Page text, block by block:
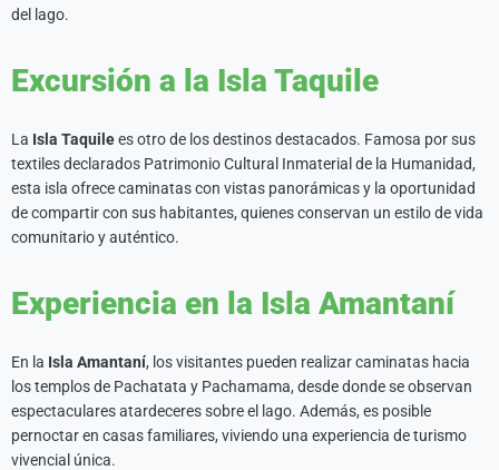
del lago.
Excursión a la Isla Taquile
La Isla Taquilees otro de los destinos destacados. Famosa por sus
textiles declarados Patrimonio Cultural Inmaterial de la Humanidad,
esta isla ofrece caminatas con vistas panorámicas y la oportunidad
de compartir con sus habitantes, quienes conservan un estilo de vida
comunitario y auténtico.
Experiencia en la Isla Amantaní
En la Isla Amantaní, los visitantes pueden realizar caminatas hacia
los templos de Pachatata y Pachamama, desde donde se observan
espectaculares atardeceres sobre el lago. Además, es posible
pernoctar en casas familiares, viviendo una experiencia de turismo
vivencial única.